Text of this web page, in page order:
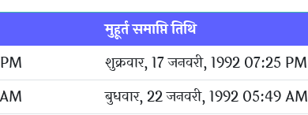
मुहूर्त समाप्ति तिथि
शुक्रवार, 17 जनवरी, 1992 07:25 PM
बुधवार, 22 जनवरी, 1992 05:49 AM